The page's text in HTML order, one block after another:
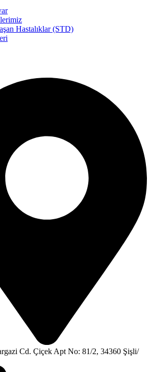
Hastalıklar (STD)
Cd. Çiçek Apt No: 81/2, 34360 Şişli/